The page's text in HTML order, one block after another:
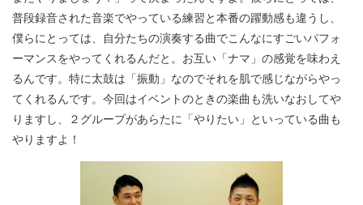
普段録音された音楽でやっている練習と本番の躍動感も違うし、
僕らにとっては、自分たちの演奏する曲でこんなにすごいパフォ
ーマンスをやってくれるんだと。お互い「ナマ」の感覚を味わえ
るんです。特に太鼓は「振動」なのでそれを肌で感じながらやっ
てくれるんです。今回はイベントのときの楽曲も洗いなおしてや
りますし、２グループがあらたに「やりたい」といっている曲も
やりますよ！